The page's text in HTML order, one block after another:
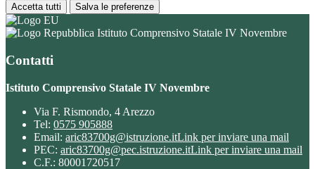
Accetta tutti Salva le preferenze
Istituto Comprensivo Statale IV Novembre
Contatti
Istituto Comprensivo Statale IV Novembre
Via F. Rismondo, 4 Arezzo
Tel: 0575 905888
Email: aric83700g@istruzione.itLink per inviare una mail
PEC: aric83700g@pec.istruzione.itLink per inviare una mail
C.F.: 80001720517